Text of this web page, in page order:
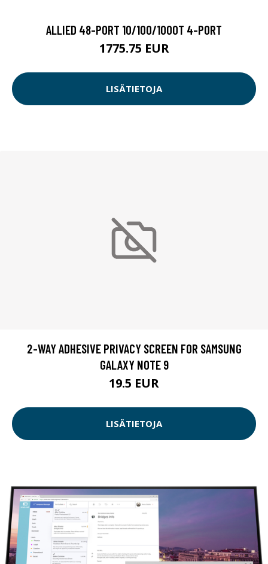
ALLIED 48-PORT 10/100/1000T 4-PORT
1775.75 EUR
LISÄTIETOJA
2-WAY ADHESIVE PRIVACY SCREEN FOR SAMSUNG
GALAXY NOTE 9
19.5 EUR
LISÄTIETOJA